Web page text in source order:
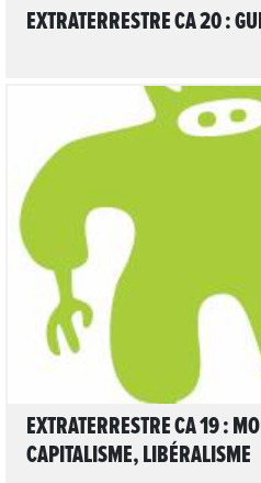
EXTRATERRESTRE CA 20 :
EXTRATERRESTRE CA 19 :
CAPITALISME, LIBÉRALISME